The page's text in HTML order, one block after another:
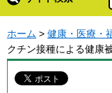
ホーム > 健康・医療・
クチン接種による健康